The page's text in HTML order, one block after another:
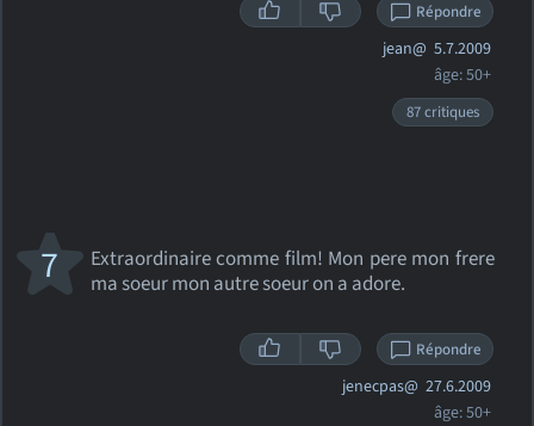
Répondre
jean@ 5.7.2009
âge: 50+
87 critiques
Extraordinaire comme film! Mon pere mon frere
ma soeur mon autre soeur on a adore.
7
Répondre
jenecpas@ 27.6.2009
âge: 50+